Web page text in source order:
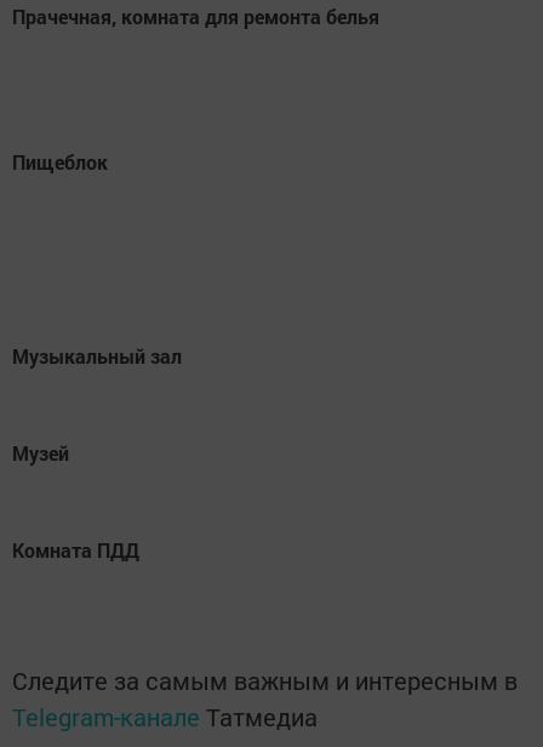
Прачечная, комната для ремонта белья
Пищеблок
Музыкальный зал
Музей
Комната ПДД
Следите за самым важным и интересным в
Telegram-канале Татмедиа